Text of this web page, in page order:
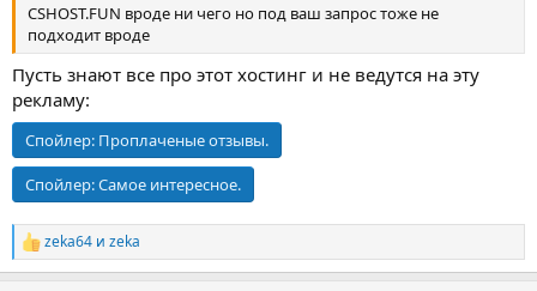
CSHOST.FUN вроде ни чего но под ваш запрос тоже не
подходит вроде
Пусть знают все про этот хостинг и не ведутся на эту
рекламу:
Спойлер: Проплаченые отзывы.
Спойлер:Самое интересное.
Р
е
zeka64 и zeka